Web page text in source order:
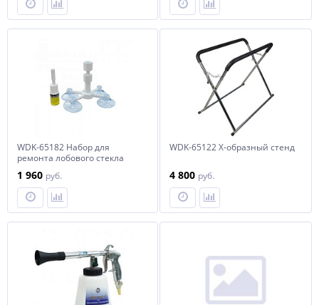
WDK-65182 Набор для
ремонта лобового стекла
1 960 руб.
WDK-65122 X-образный стенд
4 800 руб.